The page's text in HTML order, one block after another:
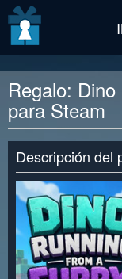
Regalo:
para Steam
Descripción del